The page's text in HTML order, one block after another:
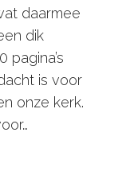
daarmee
dik
pagina’s
is voor
onze kerk.